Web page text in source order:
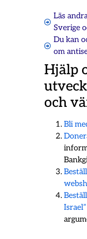
Läs
Sverige
Du kan
om
Hjälp
och
Bli
Israel”